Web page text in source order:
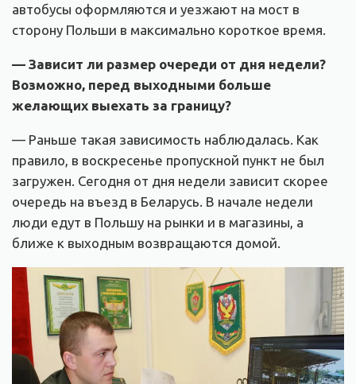
автобусы оформляются и уезжают на мост в
сторону Польши в максимально короткое время.
— Зависит ли размер очереди от дня недели?
Возможно, перед выходными больше
желающих выехать за границу?
— Раньше такая зависимость наблюдалась. Как
правило, в воскресенье пропускной пункт не был
загружен. Сегодня от дня недели зависит скорее
очередь на въезд в Беларусь. В начале недели
люди едут в Польшу на рынки и в магазины, а
ближе к выходным возвращаются домой.